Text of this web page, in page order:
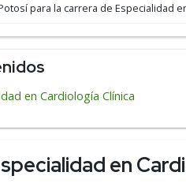
para la carrera de Especialidad
en Cardiología Clínica
en